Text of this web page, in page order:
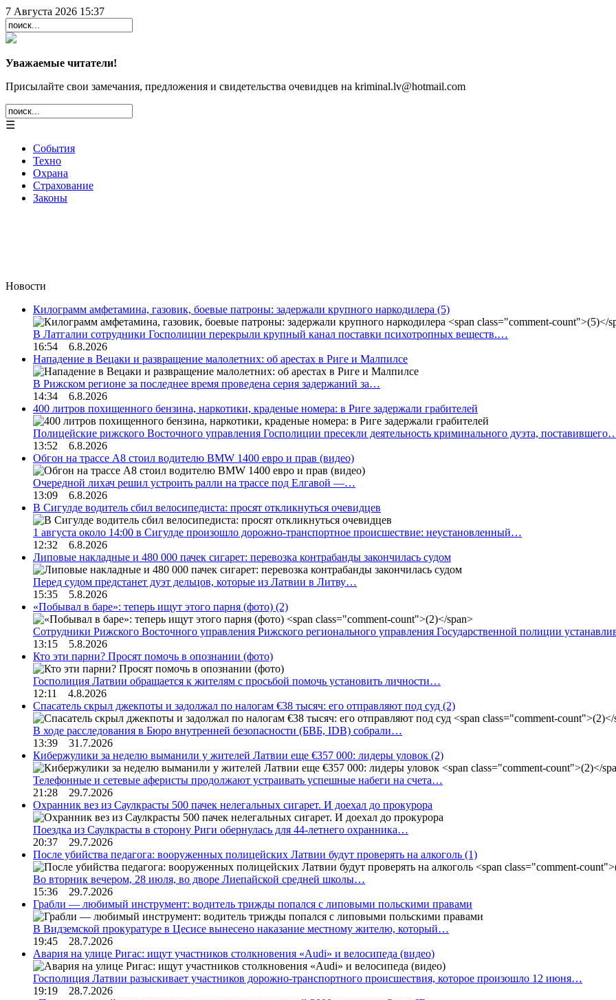
7 Августа 2026 15:37
Уважаемые читатели!
Присылайте свои замечания, предложения и свидетельства очевидцев на kriminal.lv@hotmail.com
☰
События
Техно
Охрана
Страхование
Законы
Новости
Килограмм амфетамина, газовик, боевые патроны: задержали крупного наркодилера (5)
В Латгалии сотрудники Госполиции перекрыли крупный канал поставки психотропных веществ.…
16:54 6.8.2026
Нападение в Вецаки и развращение малолетних: об арестах в Риге и Малпилсе
В Рижском регионе за последнее время проведена серия задержаний за…
14:34 6.8.2026
400 литров похищенного бензина, наркотики, краденые номера: в Риге задержали грабителей
Полицейские рижского Восточного управления Госполиции пресекли деятельность криминального дуэта,
13:52 6.8.2026
Обгон на трассе А8 стоил водителю BMW 1400 евро и прав (видео)
Очередной лихач решил устроить ралли на трассе под Елгавой —…
13:09 6.8.2026
В Сигулде водитель сбил велосипедиста: просят откликнуться очевидцев
1 августа около 14:00 в Сигулде произошло дорожно-транспортное происшествие: неустановленный…
12:32 6.8.2026
Липовые накладные и 480 000 пачек сигарет: перевозка контрабанды закончилась судом
Перед судом предстанет дуэт дельцов, которые из Латвии в Литву…
15:35 5.8.2026
«Побывал в баре»: теперь ищут этого парня (фото) (2)
Сотрудники Рижского Восточного управления Рижского регионального управления Государственной полиции
13:15 5.8.2026
Кто эти парни? Просят помочь в опознании (фото)
Госполиция Латвии обращается к жителям с просьбой помочь установить личности…
12:11 4.8.2026
Спасатель скрыл джекпоты и задолжал по налогам €38 тысяч: его отправляют под суд (2)
В ходе расследования в Бюро внутренней безопасности (БВБ, IDB) собрали…
13:39 31.7.2026
Кибержулики за неделю выманили у жителей Латвии еще €357 000: лидеры уловок (2)
Телефонные и сетевые аферисты продолжают устраивать успешные набеги на счета…
21:28 29.7.2026
Охранник вез из Саулкрасты 500 пачек нелегальных сигарет. И доехал до прокурора
Поездка из Саулкрасты в сторону Риги обернулась для 44-летнего охранника…
20:37 29.7.2026
После убийства педагога: вооруженных полицейских Латвии будут проверять на алкоголь (1)
Во вторник вечером, 28 июля, во дворе Лиепайской средней школы…
15:36 29.7.2026
Грабли — любимый инструмент: водитель трижды попался с липовыми польскими правами
В Видземской прокуратуре в Цесисе вынесено наказание местному жителю, который…
19:45 28.7.2026
Авария на улице Ригас: ищут участников столкновения «Audi» и велосипеда (видео)
Госполиция Латвии разыскивает участников дорожно-транспортного происшествия, которое произошло 12 июня…
19:19 28.7.2026